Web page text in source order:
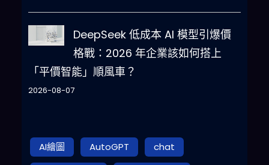
DeepSeek 低成本 AI 模型引爆價
格戰：2026 年企業該如何搭上
「平價智能」順風車？
2026-08-07
AI繪圖 AutoGPT
chat